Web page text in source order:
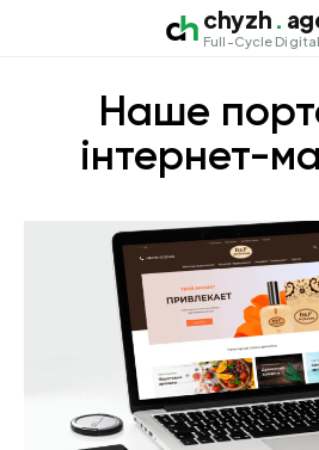
chyzh .
Full-Cycle
Наше
інтернет-